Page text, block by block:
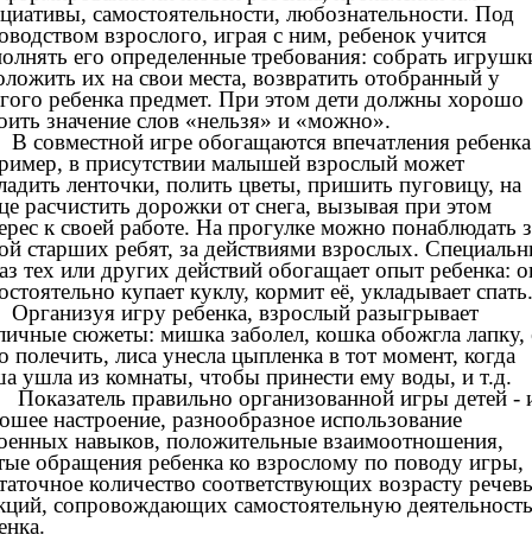
самостоятельности, любознательности. Под
взрослого, играя с ним, ребенок учится
его определенные требования: собрать
их на свои места, возвратить отобранный у
ребенка предмет. При этом дети должны хорошо
значение слов «нельзя» и «можно».
игре обогащаются впечатления
в присутствии малышей взрослый может
ленточки, полить цветы, пришить пуговицу, на
расчистить дорожки от снега, вызывая при этом
к своей работе. На прогулке можно понаблюдать
старших ребят, за действиями взрослых.
тех или других действий обогащает опыт ребенка:
купает куклу, кормит её, укладывает
игру ребенка, взрослый разыгрывает
сюжеты: мишка заболел, кошка обожгла лапку,
полечить, лиса унесла цыпленка в тот момент, когда
ушла из комнаты, чтобы принести ему воды, и т.д.
правильно организованной игры детей -
настроение, разнообразное использование
навыков, положительные взаимоотношения,
обращения ребенка ко взрослому по поводу игры,
количество соответствующих возрасту
сопровождающих самостоятельную